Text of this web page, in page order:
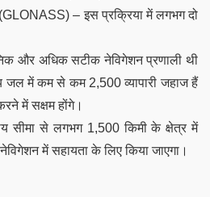
– इस प्रक्रिया में लगभग दो
और अधिक सटीक नेविगेशन प्रणाली थी
जल में कम से कम 2,500 व्यापारी जहाज हैं
में सक्षम होंगे।
सीमा से लगभग 1,500 किमी के क्षेत्र में
में सहायता के लिए किया जाएगा।